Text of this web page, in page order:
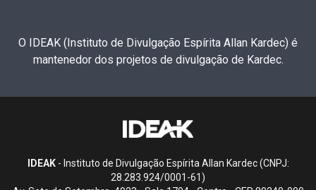
O IDEAK (Instituto de Divulgação Espírita Allan Kardec) é
mantenedor dos projetos de divulgação de Kardec.
IDEAK- Instituto de Divulgação Espírita Allan Kardec (CNPJ:
28.283.924/0001-61)